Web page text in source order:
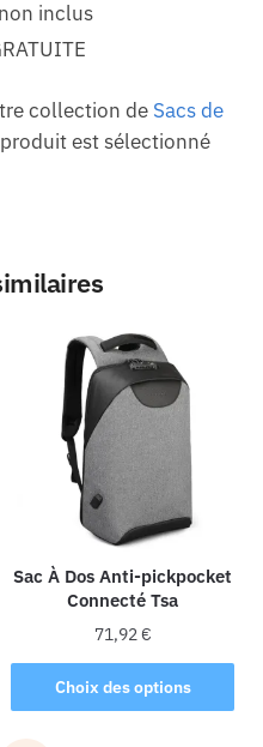
inclus
collection de Sacs de
est sélectionné
Sac À Dos Anti-pickpocket
Connecté Tsa
71,92€
Choix des options
Ce
produit